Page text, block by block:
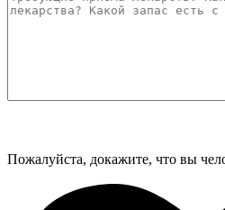
Пожалуйста, докажите, что вы